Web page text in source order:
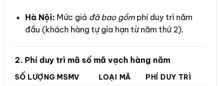
Hà Nội: Mức giá đã bao gồmphí duy trì năm
đầu (khách hàng tự gia hạn từ năm thứ 2).
2. Phí duy trì mã số mã vạch hàng năm
SỐ LƯỢNG MSMV LOẠI MÃ PHÍ DUY TRÌ